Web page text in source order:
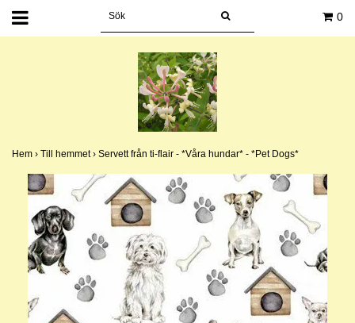
0
Hem › Till hemmet› Servett från ti-flair - *Våra hundar* - *Pet Dogs*